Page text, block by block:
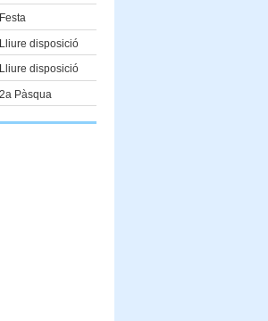
disposició
disposició
Pàsqua